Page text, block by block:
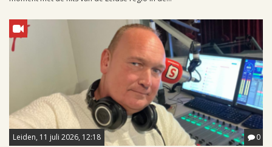
Leiden, 11 juli 2026, 12:18 0